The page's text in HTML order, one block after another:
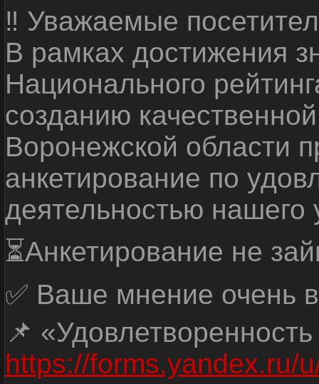
‼ Уважаемые
В рамках достижения
Национального
созданию
Воронежской области
анкетирование по
деятельностью нашего
⏳Анкетирование не
✅ Ваше мнение очень
📌
https://forms.yandex.ru/